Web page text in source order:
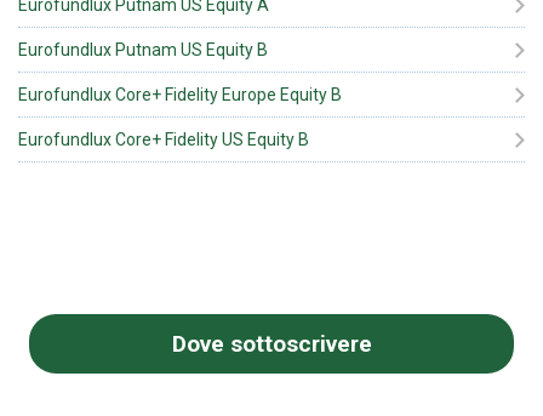
Eurofundlux Putnam US Equity A
Eurofundlux Putnam US Equity B
Eurofundlux Core+ Fidelity Europe Equity B
Eurofundlux Core+ Fidelity US Equity B
Dove sottoscrivere